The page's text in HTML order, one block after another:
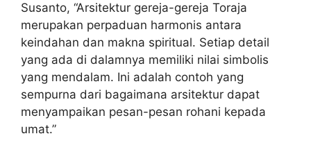
Susanto, “Arsitektur gereja-gereja Toraja
merupakan perpaduan harmonis antara
keindahan dan makna spiritual. Setiap detail
yang ada di dalamnya memiliki nilai simbolis
yang mendalam. Ini adalah contoh yang
sempurna dari bagaimana arsitektur dapat
menyampaikan pesan-pesan rohani kepada
umat.”